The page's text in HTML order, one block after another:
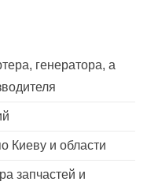
генератора, а
Киеву и области
запчастей и